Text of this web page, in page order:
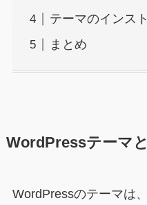
テーマのインス
まとめ
WordPressテーマ
WordPressのテーマは